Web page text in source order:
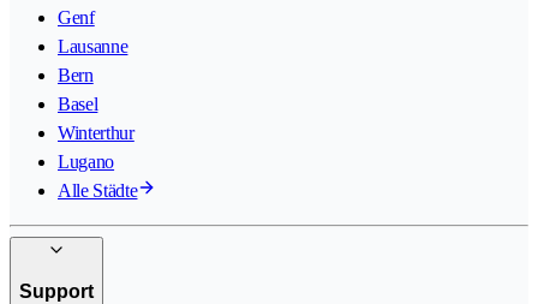
Genf
Lausanne
Bern
Basel
Winterthur
Lugano
Alle Städte
Support